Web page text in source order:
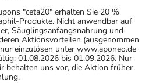
"ceta20" erhalten Sie 20 %
Produkte. Nicht anwendbar auf
Säuglingsanfangsnahrung und
Aktionsvorteilen (ausgenommen
einzulösen unter www.aponeo.de
01.08.2026 bis 01.09.2026. Nur
behalten uns vor, die Aktion früher